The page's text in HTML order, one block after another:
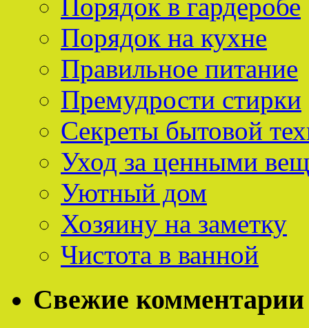
Порядок в гардеробе
Порядок на кухне
Правильное питание
Премудрости стирки
Секреты бытовой
Уход за ценными
Уютный дом
Хозяину на заметку
Чистота в ванной
Свежие комментарии